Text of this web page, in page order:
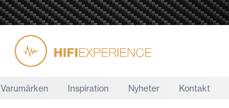
Varumärken Inspiration Nyheter Kontakt